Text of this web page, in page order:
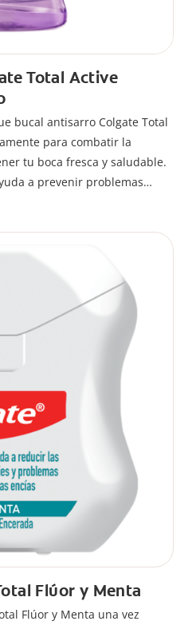
Total Active
bucal antisarro Colgate Total
para combatir la
tu boca fresca y saludable.
a prevenir problemas
Flúor y Menta
Flúor y Menta una vez